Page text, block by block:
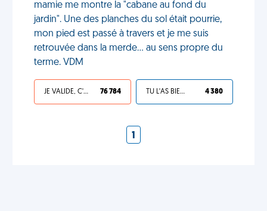
mamie me montre la "cabane au fond du
jardin". Une des planches du sol était pourrie,
mon pied est passé à travers et je me suis
retrouvée dans la merde... au sens propre du
terme. VDM
JE VALIDE, C'EST UNE VDM 76 784 TU L'AS BIEN MÉRITÉ 4 380
1